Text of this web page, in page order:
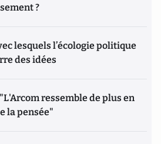
?
lesquels l’écologie politique
des idées
ressemble de plus en
la pensée"